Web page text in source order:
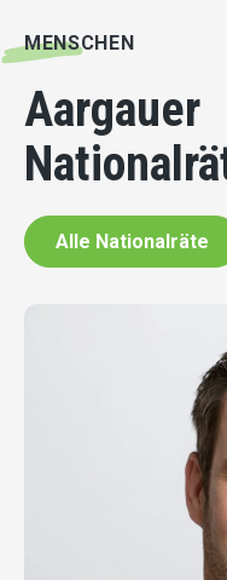
MENSCHEN
Aargauer
Alle Nationalräte